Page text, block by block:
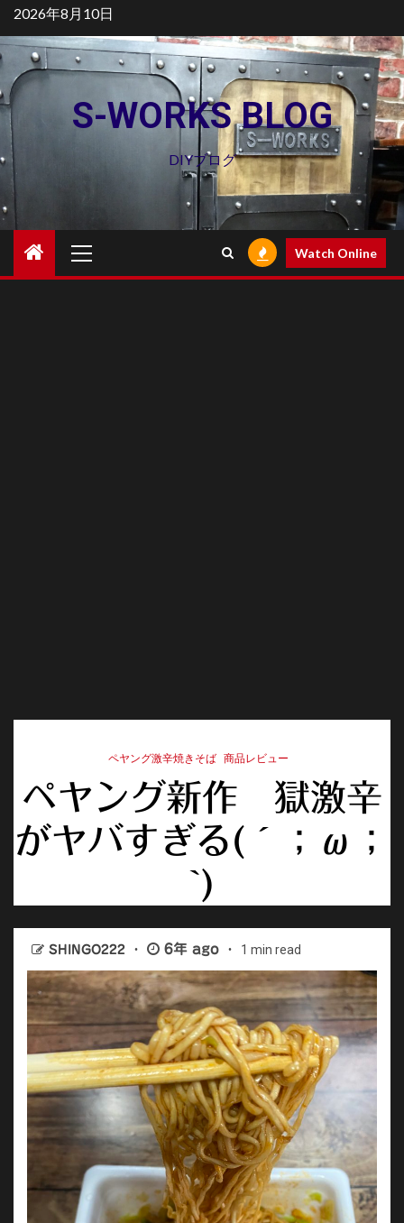
Skip
to
content
2026年8月10日
S-WORKS BLOG
DIYブログ
Menu
Watch Online
ペヤング激辛焼きそば 商品レビュー
ペヤング新作 獄激辛
がヤバすぎる(´；ω；
`)
SHINGO222 6年 ago 1 min read